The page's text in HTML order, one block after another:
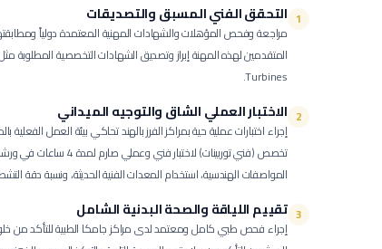
1 التحقق الفني المسبق والتصديقات
مراجعة وفحص المؤهلات والشهادات المهنية المعتمدة دولياً
Turbines.
2 الاختبار العملي الشاق والتوجيه الميداني
إجراء اختبارات عملية حية بمراكز الفرز بالهند تحاكي بيئة العمل الفعلية
تخصص (فني توربينات)
المواصفات الهندسية، استخدام المعدات الفنية الحديثة، ونسبة دقة
3 تقييم اللياقة والصحة البدنية الشامل
إجراء فحص طبي كامل ومعتمد لدى مراكز جامكا الطبية للتأكد من خلو